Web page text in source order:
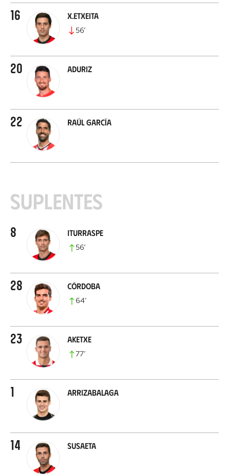
16 X.Etxeita
56’
20 Aduriz
22 Raúl García
Suplentes
8 Iturraspe
56’
28 Córdoba
64’
23 Aketxe
77’
1 Arrizabalaga
14 Susaeta